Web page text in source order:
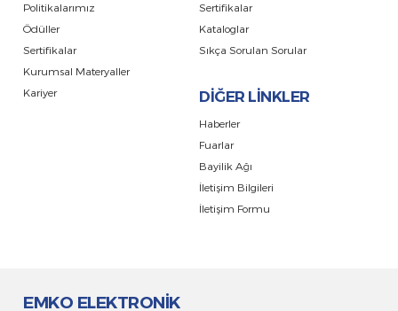
Politikalarımız
Ödüller
Sertifikalar
Kurumsal Materyaller
Kariyer
Sertifikalar
Kataloglar
Sıkça Sorulan Sorular
DİĞER LİNKLER
Haberler
Fuarlar
Bayilik Ağı
İletişim Bilgileri
İletişim Formu
EMKO ELEKTRONİK